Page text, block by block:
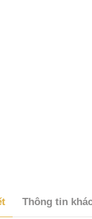
Thông tin